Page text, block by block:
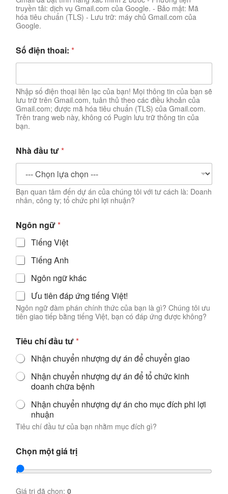
truyền tải: dịch vụ Gmail.com của Google. - Bảo mật: Mã
hóa tiêu chuẩn (TLS) - Lưu trữ: máy chủ Gmail.com của
Google.
Số điện thoai: *
Nhập số điện thoại liên lạc của bạn! Mọi thông tin của bạn sẽ
lưu trữ trên Gmail.com, tuân thủ theo các điều khoản của
Gmail.com; được mã hóa tiêu chuẩn (TLS) của Gmail.com.
Trên trang web này, không có Pugin lưu trữ thông tin của
bạn.
Nhà đầu tư*
Bạn quan tâm đến dự án của chúng tôi với tư cách là: Doanh
nhân, công ty; tổ chức phi lợi nhuận?
Ngôn ngữ*
Tiếng Việt
Tiếng Anh
Ngôn ngữ khác
Ưu tiên đáp ứng tiếng Việt!
Ngôn ngữ đàm phán chính thức của bạn là gì? Chúng tôi ưu
tiên giao tiếp bằng tiếng Việt, bạn có đáp ứng được không?
Tiêu chí đầu tư*
Nhận chuyển nhượng dự án để chuyển giao
Nhận chuyển nhượng dự án để tổ chức kinh
doanh chữa bệnh
Nhận chuyển nhượng dự án cho mục đích phi lợi
nhuận
Tiêu chí đầu tư của bạn nhằm mục đích gì?
Chọn một giá trị
Giá trị đã chọn: 0